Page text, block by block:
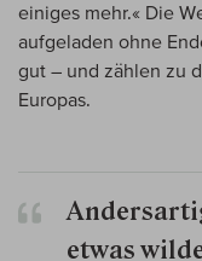
einiges mehr.« Die
aufgeladen ohne
gut – und zählen zu
Europas.
etwas